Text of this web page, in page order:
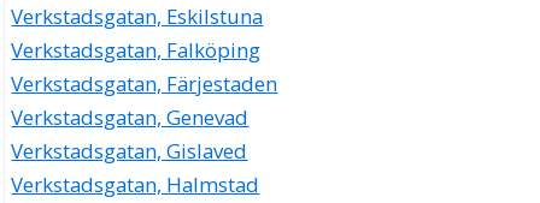
Verkstadsgatan, Eskilstuna
Verkstadsgatan, Falköping
Verkstadsgatan, Färjestaden
Verkstadsgatan, Genevad
Verkstadsgatan, Gislaved
Verkstadsgatan, Halmstad